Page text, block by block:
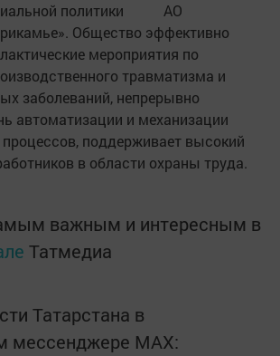
политики АО
Общество эффективно
мероприятия по
травматизма и
заболеваний, непрерывно
автоматизации и механизации
процессов, поддерживает высокий
в области охраны труда.
важным и интересным в
Татмедиа
Татарстана в
мессенджере MАХ: